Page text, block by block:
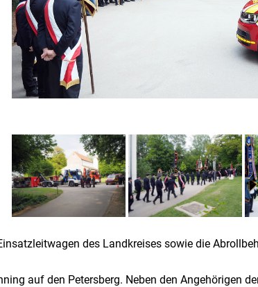
des Landkreises sowie die
auf den Petersberg. Neben den Angehörigen